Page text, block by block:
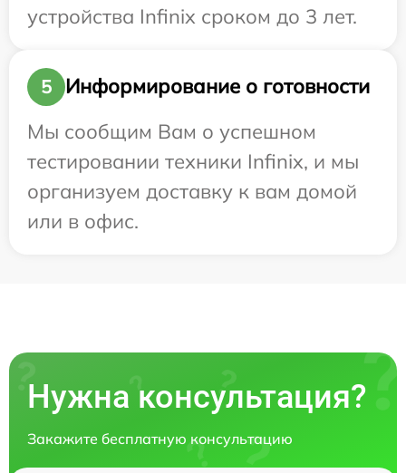
устройства Infinix сроком до 3 лет.
5
Информирование о готовности
Мы сообщим Вам о успешном
тестировании техники Infinix, и мы
организуем доставку к вам домой
или в офис.
Нужна консультация?
Закажите бесплатную консультацию